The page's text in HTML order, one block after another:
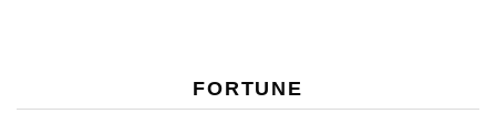
FORTUNE